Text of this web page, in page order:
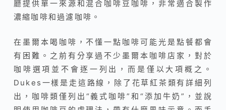
廳提供單一來源和混合咖啡豆咖啡，非常適合製作
濃縮咖啡和過濾咖啡。
在墨爾本喝咖啡，不懂一點咖啡可能光是點餐都會
有困難。之前有分享過不少墨爾本咖啡店家，對於
咖啡選項並不會逐一列出，而是僅以大項概之。
Dukes一樣是走這路線，除了花草紅茶類有詳細列
出，咖啡類僅列出“義式咖啡”和“添加牛奶”，並說